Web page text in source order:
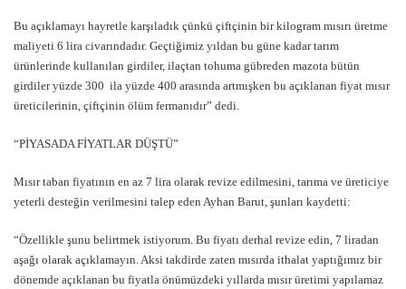
Bu açıklamayı hayretle karşıladık çünkü çiftçinin bir kilogram mısırı üretme
maliyeti 6 lira civarındadır. Geçtiğimiz yıldan bu güne kadar tarım
ürünlerinde kullanılan girdiler, ilaçtan tohuma gübreden mazota bütün
girdiler yüzde 300 ila yüzde 400 arasında artmışken bu açıklanan fiyat mısır
üreticilerinin, çiftçinin ölüm fermanıdır” dedi.
“PİYASADA FİYATLAR DÜŞTÜ”
Mısır taban fiyatının en az 7 lira olarak revize edilmesini, tarıma ve üreticiye
yeterli desteğin verilmesini talep eden Ayhan Barut, şunları kaydetti:
“Özellikle şunu belirtmek istiyorum. Bu fiyatı derhal revize edin, 7 liradan
aşağı olarak açıklamayın. Aksi takdirde zaten mısırda ithalat yaptığımız bir
dönemde açıklanan bu fiyatla önümüzdeki yıllarda mısır üretimi yapılamaz